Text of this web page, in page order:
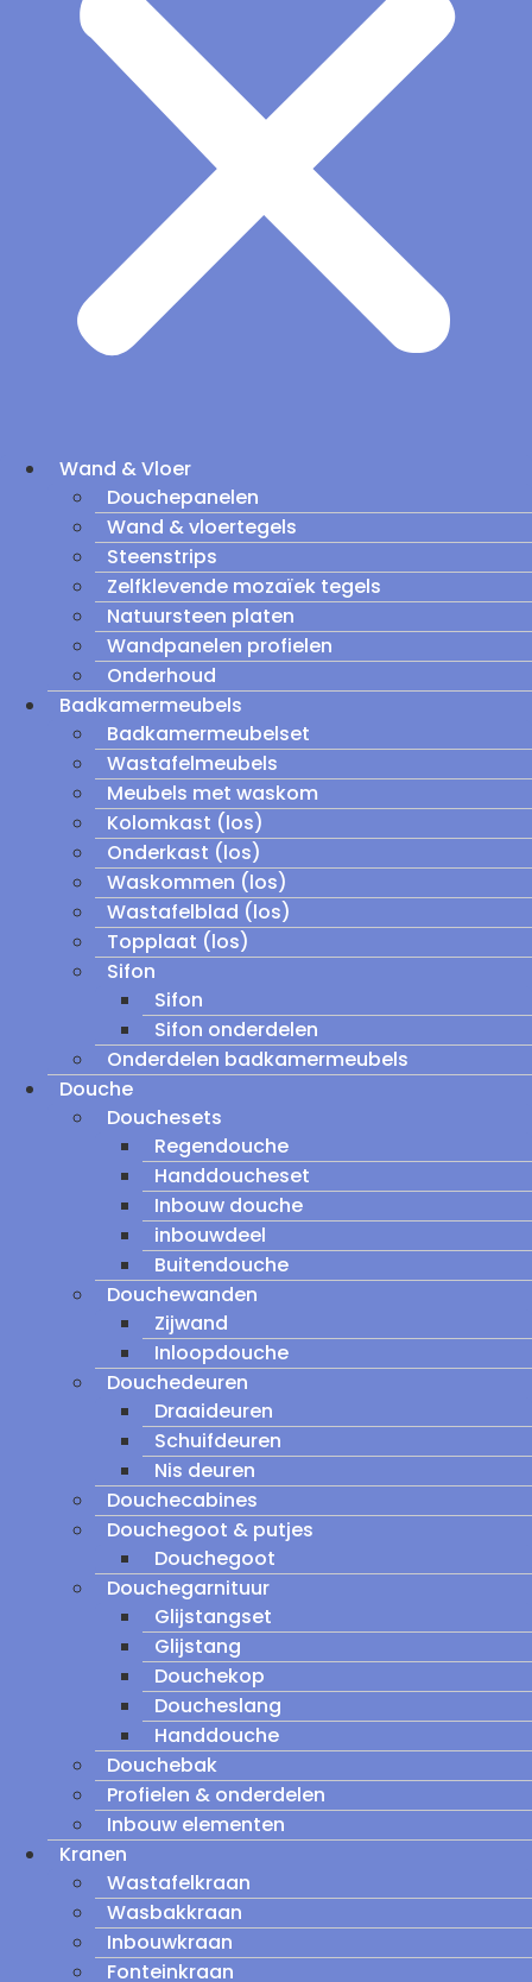
Wand & Vloer
Douchepanelen
Wand & vloertegels
Steenstrips
Zelfklevende mozaïek tegels
Natuursteen platen
Wandpanelen profielen
Onderhoud
Badkamermeubels
Badkamermeubelset
Wastafelmeubels
Meubels met waskom
Kolomkast (los)
Onderkast (los)
Waskommen (los)
Wastafelblad (los)
Topplaat (los)
Sifon
Sifon
Sifon onderdelen
Onderdelen badkamermeubels
Douche
Douchesets
Regendouche
Handdoucheset
Inbouw douche
inbouwdeel
Buitendouche
Douchewanden
Zijwand
Inloopdouche
Douchedeuren
Draaideuren
Schuifdeuren
Nis deuren
Douchecabines
Douchegoot & putjes
Douchegoot
Douchegarnituur
Glijstangset
Glijstang
Douchekop
Doucheslang
Handdouche
Douchebak
Profielen & onderdelen
Inbouw elementen
Kranen
Wastafelkraan
Wasbakkraan
Inbouwkraan
Fonteinkraan